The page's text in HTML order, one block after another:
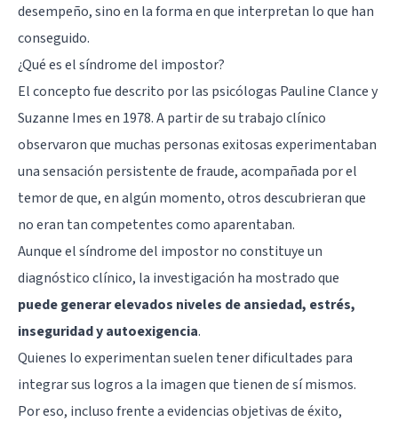
desempeño, sino en la forma en que interpretan lo que han
conseguido.
¿Qué es el síndrome del impostor?
El concepto fue descrito por las psicólogas Pauline Clance y
Suzanne Imes en 1978. A partir de su trabajo clínico
observaron que muchas personas exitosas experimentaban
una sensación persistente de fraude, acompañada por el
temor de que, en algún momento, otros descubrieran que
no eran tan competentes como aparentaban.
Aunque el síndrome del impostor no constituye un
diagnóstico clínico, la investigación ha mostrado que
puede generar elevados niveles deansiedad, estrés,
inseguridad yautoexigencia.
Quienes lo experimentan suelen tener dificultades para
integrar sus logros a la imagen que tienen de sí mismos.
Por eso, incluso frente a evidencias objetivas de éxito,